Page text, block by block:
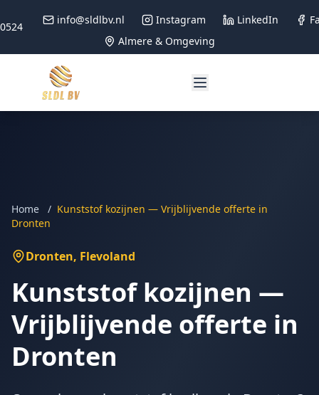
info@sldlbv.nl Instagram LinkedIn
Almere & Omgeving
Home / Kunststof kozijnen — Vrijblijvende offerte in
Dronten
Dronten, Flevoland
Kunststof kozijnen —
Vrijblijvende offerte in
Dronten